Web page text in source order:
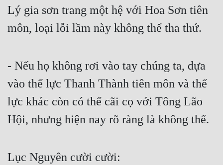
Lý gia sơn trang một hệ với Hoa Sơn tiên
môn, loại lỗi lầm này không thể tha thứ.
- Nếu họ không rơi vào tay chúng ta, dựa
vào thế lực Thanh Thành tiên môn và thế
lực khác còn có thể cãi cọ với Tông Lão
Hội, nhưng hiện nay rõ ràng là không thể.
Lục Nguyên cười cười: